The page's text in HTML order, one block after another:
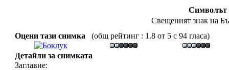
Символът
Свещеният знак на
Оцени тази снимка
(общ рейтинг : 1.8 от 5 с 94 гласа)
Детайли за снимката
Заглавие: